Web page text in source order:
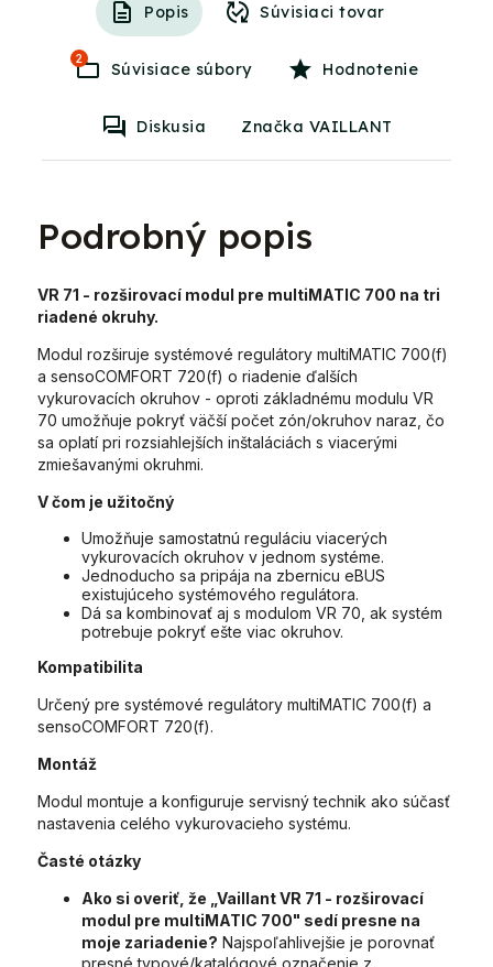
Popis Súvisiaci tovar
2
Súvisiace súbory Hodnotenie
Diskusia Značka VAILLANT
Podrobný popis
VR 71 - rozširovací modul pre multiMATIC 700 na tri
riadené okruhy.
Modul rozširuje systémové regulátory multiMATIC 700(f)
a sensoCOMFORT 720(f) o riadenie ďalších
vykurovacích okruhov - oproti základnému modulu VR
70 umožňuje pokryť väčší počet zón/okruhov naraz, čo
sa oplatí pri rozsiahlejších inštaláciách s viacerými
zmiešavanými okruhmi.
V čom je užitočný
Umožňuje samostatnú reguláciu viacerých
vykurovacích okruhov v jednom systéme.
Jednoducho sa pripája na zbernicu eBUS
existujúceho systémového regulátora.
Dá sa kombinovať aj s modulom VR 70, ak systém
potrebuje pokryť ešte viac okruhov.
Kompatibilita
Určený pre systémové regulátory multiMATIC 700(f) a
sensoCOMFORT 720(f).
Montáž
Modul montuje a konfiguruje servisný technik ako súčasť
nastavenia celého vykurovacieho systému.
Časté otázky
Ako si overiť, že „Vaillant VR 71 - rozširovací
modul pre multiMATIC 700" sedí presne na
moje zariadenie? Najspoľahlivejšie je porovnať
presné typové/katalógové označenie z